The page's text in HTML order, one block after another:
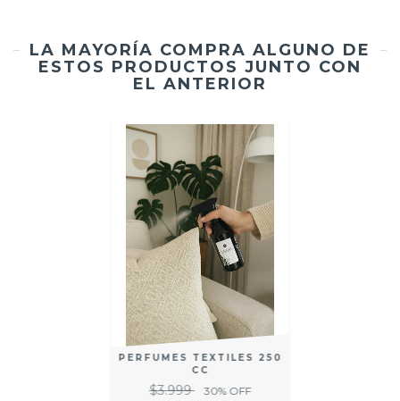
LA MAYORÍA COMPRA ALGUNO DE
ESTOS PRODUCTOS JUNTO CON
EL ANTERIOR
PERFUMES TEXTILES 250
CC
$3.999 30% OFF